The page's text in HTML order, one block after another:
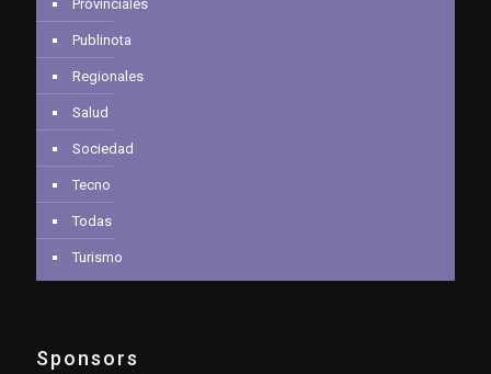
Provinciales
Publinota
Regionales
Salud
Sociedad
Tecno
Todas
Turismo
Sponsors